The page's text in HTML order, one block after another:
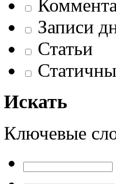
Записи
Статьи
Искать
Ключевые